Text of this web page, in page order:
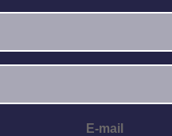
E-mail